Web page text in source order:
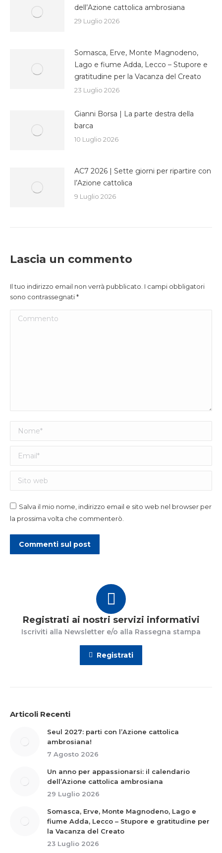
dell’Azione cattolica ambrosiana
29 Luglio 2026
Somasca, Erve, Monte Magnodeno,
Lago e fiume Adda, Lecco – Stupore e
gratitudine per la Vacanza del Creato
23 Luglio 2026
Gianni Borsa | La parte destra della
barca
10 Luglio 2026
AC7 2026 | Sette giorni per ripartire con
l’Azione cattolica
9 Luglio 2026
Lascia un commento
Il tuo indirizzo email non verrà pubblicato. I campi obbligatori
sono contrassegnati*
Commento
Nome *
Email *
Sito web
Salva il mio nome, indirizzo email e sito web nel browser per
la prossima volta che commenterò.
Commenti sul post
Registrati ai nostri servizi informativi
Iscriviti alla Newsletter e/o alla Rassegna stampa
Registrati
Articoli Recenti
Seul 2027: parti con l’Azione cattolica
ambrosiana!
7 Agosto 2026
Un anno per appassionarsi: il calendario
dell’Azione cattolica ambrosiana
29 Luglio 2026
Somasca, Erve, Monte Magnodeno, Lago e
fiume Adda, Lecco – Stupore e gratitudine per
la Vacanza del Creato
23 Luglio 2026